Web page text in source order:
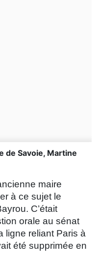
de Savoie, Martine
maire
à ce sujet le
C’était
orale au sénat
ligne reliant Paris à
été supprimée en